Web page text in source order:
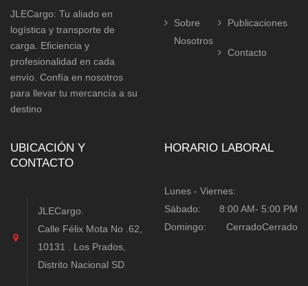
JLECargo: Tu aliado en
logística y transporte de
carga. Eficiencia y
profesionalidad en cada
envío. Confía en nosotros
para llevar tu mercancía a su
destino
Sobre
Nosotros
Publicaciones
Contacto
UBICACIÓN Y
CONTACTO
JLECargo.
Calle Félix Mota No .62,
10131 . Los Prados,
Distrito Nacional SD
HORARIO LABORAL
Lunes - Viernes:
8:00 AM- 5:00 PM
Sábado:
Cerrado
Domingo: Cerrado